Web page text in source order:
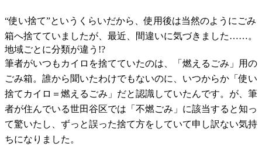
“使い捨て”というくらいだから、使用後は当然のようにごみ
箱へ捨てていましたが、最近、間違いに気づきました……。
地域ごとに分類が違う!?
筆者がいつもカイロを捨てていたのは、「燃えるごみ」用の
ごみ箱。誰から聞いたわけでもないのに、いつからか「使い
捨てカイロ＝燃えるごみ」だと認識していたんです。が、筆
者が住んでいる世田谷区では「不燃ごみ」に該当すると知っ
て驚いたし、ずっと誤った捨て方をしていて申し訳ない気持
ちになりました。